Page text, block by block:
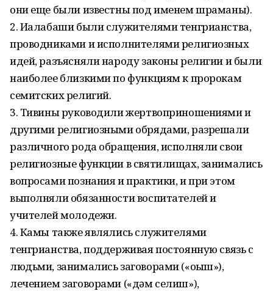
они еще были известны под именем шраманы).
2. Иалабаши были служителями тенгрианства,
проводниками и исполнителями религиозных
идей, разъясняли народу законы религии и были
наиболее близкими по функциям к пророкам
семитских религий.
3. Тивины руководили жертвоприношениями и
другими религиозными обрядами, разрешали
различного рода обращения, исполняли свои
религиозные функции в святилищах, занимались
вопросами познания и практики, и при этом
выполняли обязанности воспитателей и
учителей молодежи.
4. Камы также являлись служителями
тенгрианства, поддерживая постоянную связь с
людьми, занимались заговорами («оқыш»),
лечением заговорами («дәм селиш»),